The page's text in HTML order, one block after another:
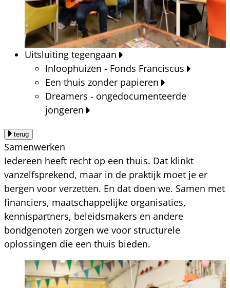
Uitsluiting tegengaan
Inloophuizen - Fonds Franciscus
Een thuis zonder papieren
Dreamers - ongedocumenteerde
jongeren
terug
Samenwerken
Iedereen heeft recht op een thuis. Dat klinkt
vanzelfsprekend, maar in de praktijk moet je er
bergen voor verzetten. En dat doen we. Samen met
financiers, maatschappelijke organisaties,
kennispartners, beleidsmakers en andere
bondgenoten zorgen we voor structurele
oplossingen die een thuis bieden.